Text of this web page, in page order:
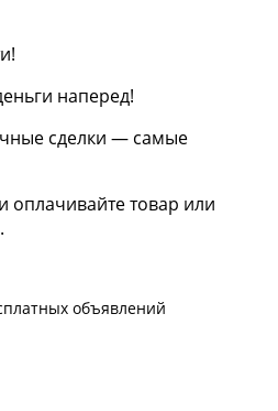
наперед!
сделки — самые
оплачивайте товар или
объявлений